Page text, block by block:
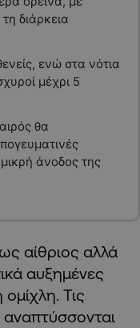
διάρκεια
ενώ στα νότια
μέχρι 5
θα
άνοδος της
αίθριος αλλά
αυξημένες
Τις